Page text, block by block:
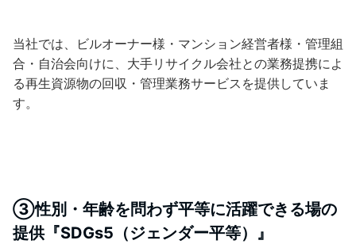
当社では、ビルオーナー様・マンション経営者様・管理組
合・自治会向けに、大手リサイクル会社との業務提携によ
る再生資源物の回収・管理業務サービスを提供していま
す。
③性別・年齢を問わず平等に活躍できる場の
提供『SDGs5（ジェンダー平等）』